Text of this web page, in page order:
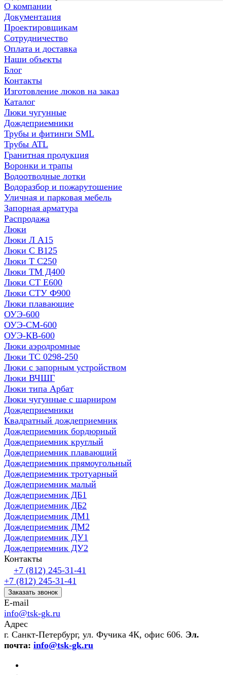
О компании
Документация
Проектировщикам
Сотрудничество
Оплата и доставка
Наши объекты
Блог
Контакты
Изготовление люков на заказ
Каталог
Люки чугунные
Дождеприемники
Трубы и фитинги SML
Трубы ATL
Гранитная продукция
Воронки и трапы
Водоотводные лотки
Водоразбор и пожарутошение
Уличная и парковая мебель
Запорная арматура
Распродажа
Люки
Люки Л А15
Люки С В125
Люки Т С250
Люки ТМ Д400
Люки СТ Е600
Люки СТУ Ф900
Люки плавающие
ОУЭ-600
ОУЭ-СМ-600
ОУЭ-КВ-600
Люки аэродромные
Люки ТС 0298-250
Люки с запорным устройством
Люки ВЧШГ
Люки типа Арбат
Люки чугунные с шарниром
Дождеприемники
Квадратный дождеприемник
Дождеприемник бордюрный
Дождеприемник круглый
Дождеприемник плавающий
Дождеприемник прямоугольный
Дождеприемник тротуарный
Дождеприемник малый
Дождеприемник ДБ1
Дождеприемник ДБ2
Дождеприемник ДМ1
Дождеприемник ДМ2
Дождеприемник ДУ1
Дождеприемник ДУ2
Контакты
+7 (812) 245-31-41
+7 (812) 245-31-41
Заказать звонок
E-mail
info@tsk-gk.ru
Адрес
г. Санкт-Петербург, ул. Фучика 4К, офис 606. Эл.
почта: info@tsk-gk.ru